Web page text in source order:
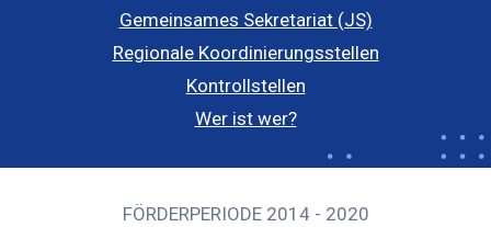
Gemeinsames Sekretariat (JS)
Regionale Koordinierungsstellen
Kontrollstellen
Wer ist wer?
FÖRDERPERIODE 2014 - 2020